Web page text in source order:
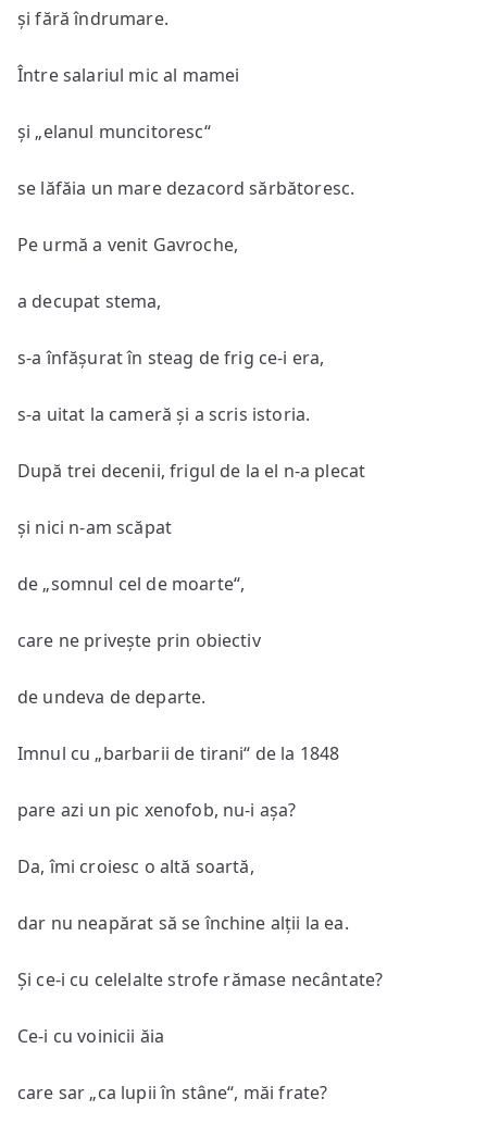
și fără îndrumare.
Între salariul mic al mamei
și „elanul muncitoresc“
se lăfăia un mare dezacord sărbătoresc.
Pe urmă a venit Gavroche,
a decupat stema,
s-a înfășurat în steag de frig ce-i era,
s-a uitat la cameră și a scris istoria.
După trei decenii, frigul de la el n-a plecat
și nici n-am scăpat
de „somnul cel de moarte“,
care ne privește prin obiectiv
de undeva de departe.
Imnul cu „barbarii de tirani“ de la 1848
pare azi un pic xenofob, nu-i așa?
Da, îmi croiesc o altă soartă,
dar nu neapărat să se închine alții la ea.
Și ce-i cu celelalte strofe rămase necântate?
Ce-i cu voinicii ăia
care sar „ca lupii în stâne“, măi frate?